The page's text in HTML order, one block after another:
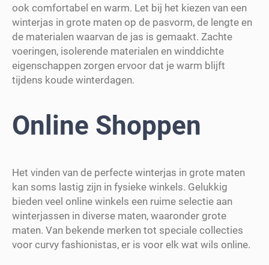
ook comfortabel en warm. Let bij het kiezen van een
winterjas in grote maten op de pasvorm, de lengte en
de materialen waarvan de jas is gemaakt. Zachte
voeringen, isolerende materialen en winddichte
eigenschappen zorgen ervoor dat je warm blijft
tijdens koude winterdagen.
Online Shoppen
Het vinden van de perfecte winterjas in grote maten
kan soms lastig zijn in fysieke winkels. Gelukkig
bieden veel online winkels een ruime selectie aan
winterjassen in diverse maten, waaronder grote
maten. Van bekende merken tot speciale collecties
voor curvy fashionistas, er is voor elk wat wils online.